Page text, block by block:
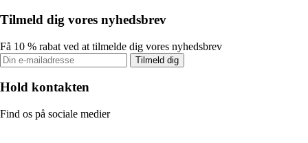
Tilmeld dig vores nyhedsbrev
Få 10 % rabat ved at tilmelde dig vores nyhedsbrev
Tilmeld dig
Hold kontakten
Find os på sociale medier